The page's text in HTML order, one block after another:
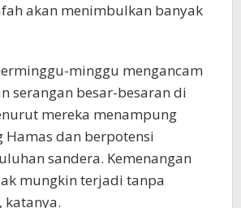
akan menimbulkan banyak
minggu mengancam
serangan besar-besaran di
mereka menampung
dan berpotensi
sandera. Kemenangan
mungkin terjadi tanpa
katanya.